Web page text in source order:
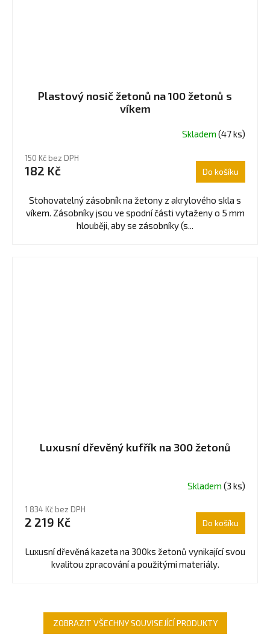
Plastový nosič žetonů na 100 žetonů s
víkem
Skladem (47 ks)
150 Kč bez DPH
182 Kč Do košíku
Stohovatelný zásobník na žetony z akrylového skla s
víkem. Zásobníky jsou ve spodní části vytaženy o 5 mm
hlouběji, aby se zásobníky (s...
Luxusní dřevěný kufřík na 300 žetonů
Skladem (3 ks)
1 834 Kč bez DPH
2 219 Kč Do košíku
Luxusní dřevěná kazeta na 300ks žetonů vynikající svou
kvalitou zpracování a použitými materiály.
ZOBRAZIT VŠECHNY SOUVISEJÍCÍ PRODUKTY